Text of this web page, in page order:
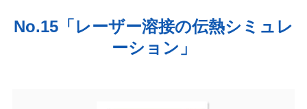
No.15「レーザー溶接の伝熱シミュレ
ーション」